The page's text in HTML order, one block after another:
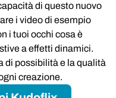
di questo nuovo
i video di esempio
i tuoi occhi cosa è
a effetti dinamici.
di possibilità e la qualità
creazione.